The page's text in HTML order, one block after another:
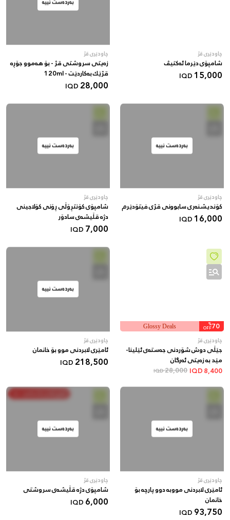
چاودێری قژ
شامپۆی دێرما ئەکتیڤ
15,000
IQD
بەردەست نییە
چاودێری قژ
زەیتی سروشتی قژ - بۆ هەموو جۆڕە
قژێك بەکاردێت - 120ml
28,000
IQD
بەردەست نییە
چاودێری قژ
کۆندیشنەری سابوونی قژی فیتۆدێرم
16,000
IQD
بەردەست نییە
چاودێری قژ
شامپۆی کۆنتڕۆڵی ڕۆنی کۆلاجینی
دژە قڵیشەی سادۆر
7,000
IQD
70
%
OFF
Glossy Deals
چاودێری قژ
جێڵی دوش شۆردنی جەستەی ئێلینا-
مێد بە زەیتی ئەرگان
8,400
28,000
IQD
بەردەست نییە
چاودێری قژ
ئامێری لابردنی موو بۆ خانمان
218,500
IQD
بەردەست نییە
چاودێری قژ
ئامێری لابردنی مووبە دوو پارچە بۆ
خانمان
93,750
IQD
بەردەست نییە
چاودێری قژ
شامپۆی دژە قڵیشەی سروشتی
6,000
IQD